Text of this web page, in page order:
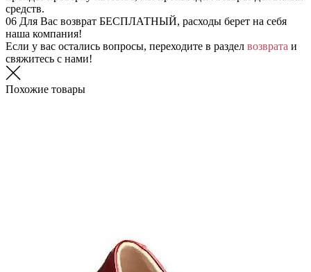
средств.
06 Для Вас возврат БЕСПЛАТНЫЙ, расходы берет на себя
наша компания!
Если у вас остались вопросы, переходите в раздел возврата и
свяжитесь с нами!
Похожие товары